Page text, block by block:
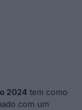
2024 tem como
com um